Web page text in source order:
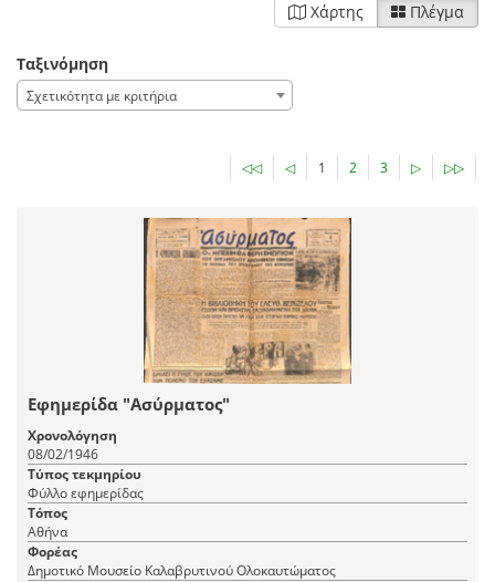
Χάρτης Πλέγμα
Ταξινόμηση
Σχετικότητα με κριτήρια
◁◁ ◁ 1 2 3 ▷ ▷▷
Εφημερίδα "Ασύρματος"
Χρονολόγηση
08/02/1946
Τύπος τεκμηρίου
Φύλλο εφημερίδας
Τόπος
Αθήνα
Φορέας
Δημοτικό Μουσείο Καλαβρυτινού Ολοκαυτώματος